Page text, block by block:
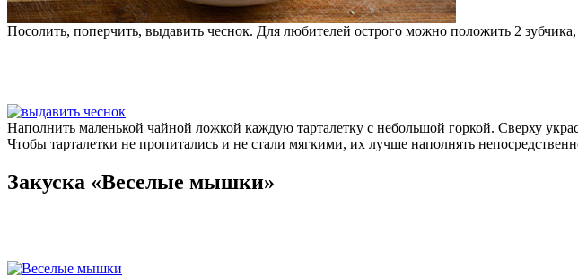
Посолить, поперчить, выдавить чеснок. Для любителей острого можно положить 2
Наполнить маленькой чайной ложкой каждую тарталетку с небольшой горкой. Сверху
Чтобы тарталетки не пропитались и не стали мягкими, их лучше наполнять
Закуска «Веселые мышки»